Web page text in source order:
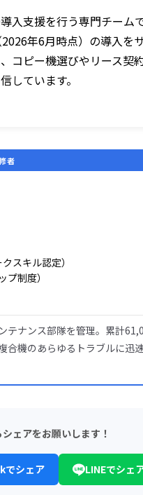
入支援を行う専門チーム
年6月時点）の導入を
コピー機選びやリース契
しています。
者
スキル認定）
制度）
テナンス部隊を管理。累計
機のあらゆるトラブルに迅
ェアをお願いします！
でシェア LINEでシェ